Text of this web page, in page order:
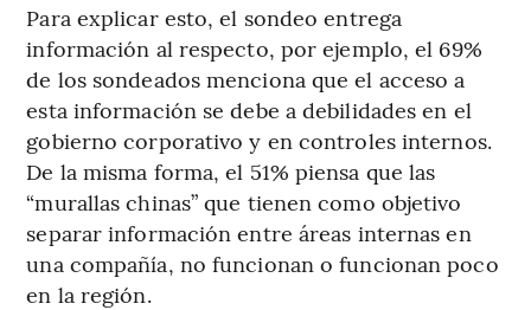
Para explicar esto, el sondeo entrega
información al respecto, por ejemplo, el 69%
de los sondeados menciona que el acceso a
esta información se debe a debilidades en el
gobierno corporativo y en controles internos.
De la misma forma, el 51% piensa que las
“murallas chinas” que tienen como objetivo
separar información entre áreas internas en
una compañía, no funcionan o funcionan poco
en la región.